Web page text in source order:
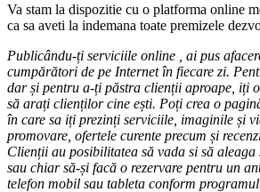
Va stam la dispozitie cu o platforma online
ca sa aveti la indemana toate premizele
Publicându-ți serviciile online , ai pus
cumpărători de pe Internet în fiecare zi.
dar și pentru a-ți păstra clienții aproape, iți
să arați clienților cine ești. Poți crea o
în care sa iți prezinți serviciile, imaginile și
promovare, ofertele curente precum și
Clienții au posibilitatea să vada si să
sau chiar să-și facă o rezervare pentru un
telefon mobil sau tableta conform